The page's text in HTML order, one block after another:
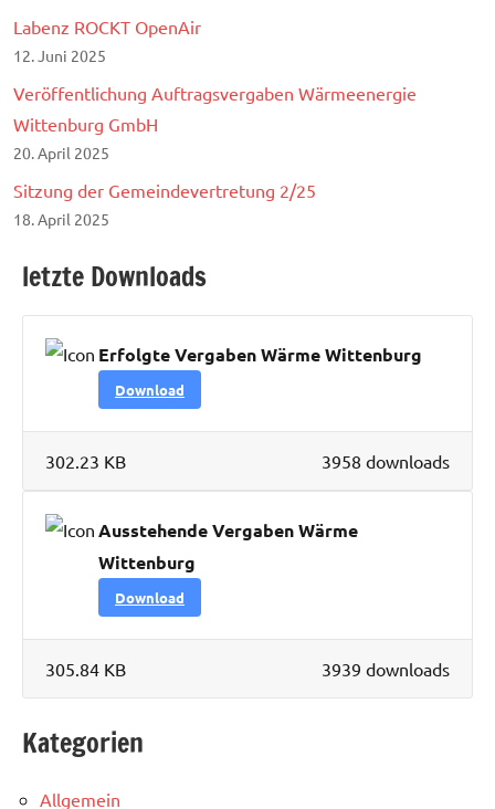
Labenz ROCKT OpenAir
12. Juni 2025
Veröffentlichung Auftragsvergaben Wärmeenergie
Wittenburg GmbH
20. April 2025
Sitzung der Gemeindevertretung 2/25
18. April 2025
letzte Downloads
Erfolgte Vergaben Wärme Wittenburg
Download
3958 downloads
302.23 KB
Ausstehende Vergaben Wärme
Wittenburg
Download
3939 downloads
305.84 KB
Kategorien
Allgemein